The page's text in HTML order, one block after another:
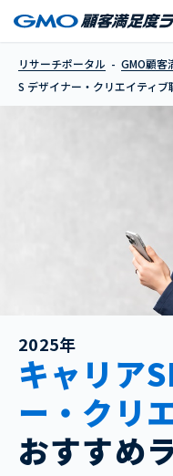
リサーチポータル GMO顧客
S デザイナー・クリエイティブ
2025年
キャリア
ー・クリ
おすすめ